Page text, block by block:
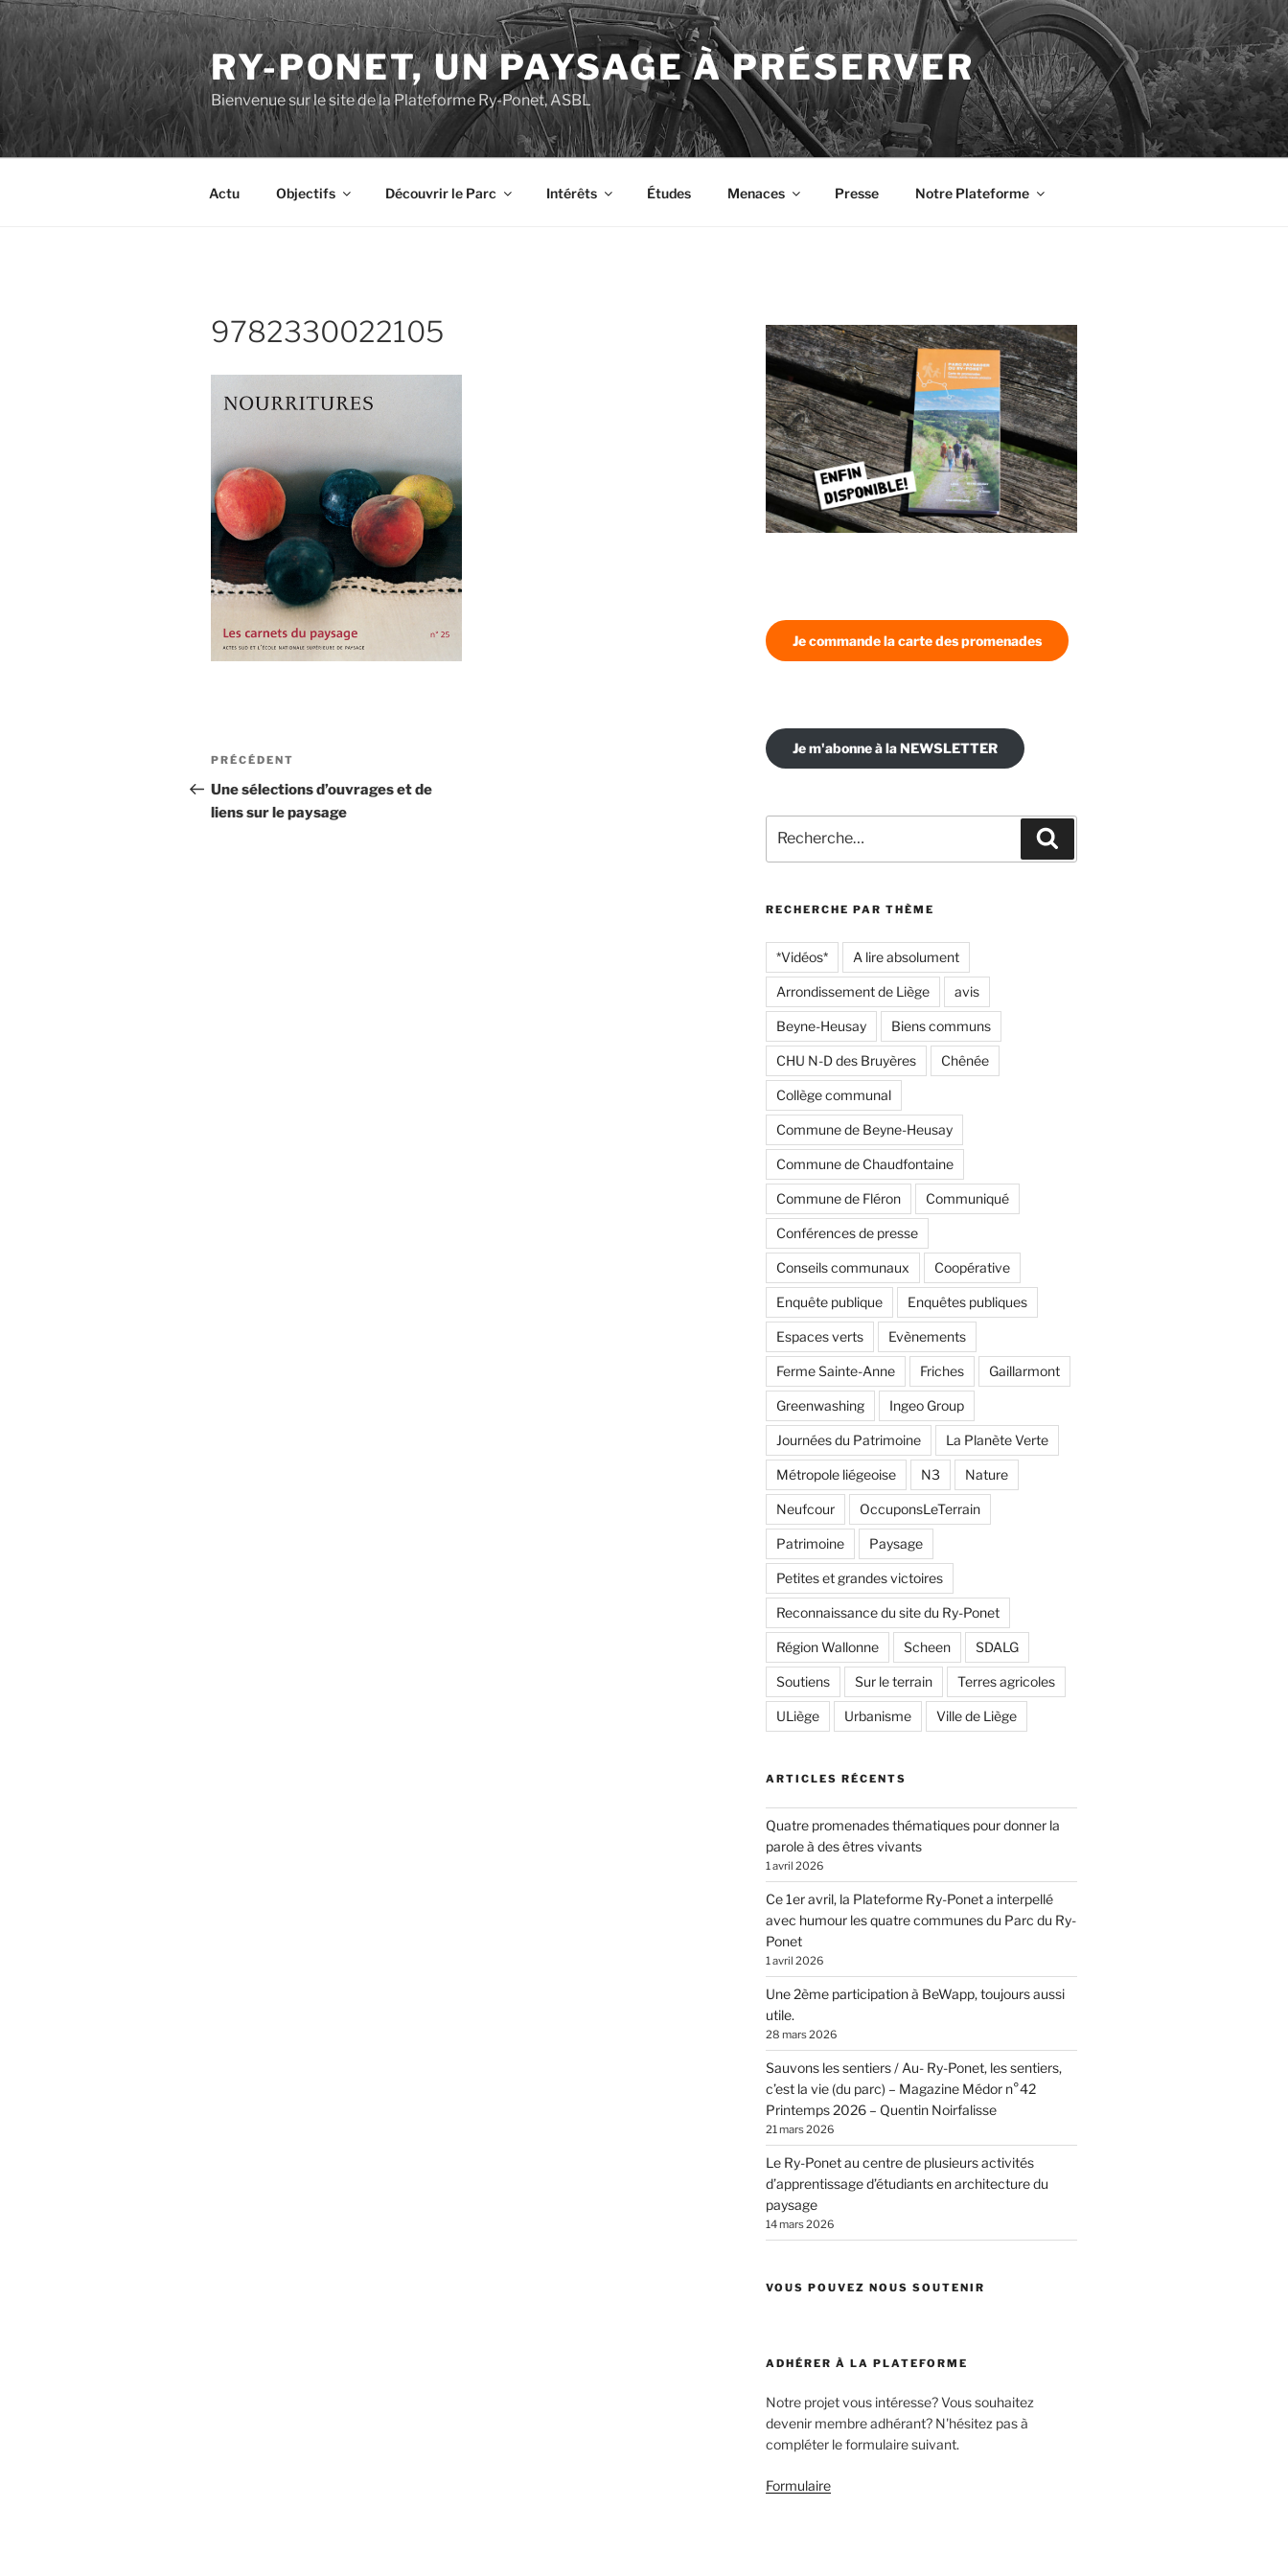
Aller
contenu
principal
RY-PONET, UN PAYSAGE À PRÉSERVER
Bienvenue sur le site de la Plateforme Ry-Ponet, ASBL
Actu Objectifs Découvrir le Parc Intérêts Études Menaces Presse Notre Plateforme
9782330022105
Navigation
de
l’article
Article
précédent
PRÉCÉDENT
Une sélections d’ouvrages et de
liens sur le paysage
Je commande la carte des promenades
Je m'abonne à la NEWSLETTER
pour
:
RECHERCHE PAR THÈME
*Vidéos* A lire absolument
Arrondissement de Liège avis
Beyne-Heusay Biens communs
CHU N-D des Bruyères Chênée
Collège communal
Commune de Beyne-Heusay
Commune de Chaudfontaine
Commune de Fléron Communiqué
Conférences de presse
Conseils communaux Coopérative
Enquête publique Enquêtes publiques
Espaces verts Evènements
Ferme Sainte-Anne Friches Gaillarmont
Greenwashing Ingeo Group
Journées du Patrimoine La Planète Verte
Métropole liégeoise N3 Nature
Neufcour OccuponsLeTerrain
Patrimoine Paysage
Petites et grandes victoires
Reconnaissance du site du Ry-Ponet
Région Wallonne Scheen SDALG
Soutiens Sur le terrain Terres agricoles
ULiège Urbanisme Ville de Liège
ARTICLES RÉCENTS
Quatre promenades thématiques pour donner la
parole à des êtres vivants
1 avril 2026
Ce 1er avril, la Plateforme Ry-Ponet a interpellé
avec humour les quatre communes du Parc du Ry-
Ponet
1 avril 2026
Une 2ème participation à BeWapp, toujours aussi
utile.
28 mars 2026
Sauvons les sentiers / Au- Ry-Ponet, les sentiers,
c’est la vie (du parc) – Magazine Médor n°42
Printemps 2026 – Quentin Noirfalisse
21 mars 2026
Le Ry-Ponet au centre de plusieurs activités
d’apprentissage d’étudiants en architecture du
paysage
14 mars 2026
VOUS POUVEZ NOUS SOUTENIR
ADHÉRER À LA PLATEFORME
Notre projet vous intéresse? Vous souhaitez
devenir membre adhérant? N'hésitez pas à
compléter le formulaire suivant.
Formulaire